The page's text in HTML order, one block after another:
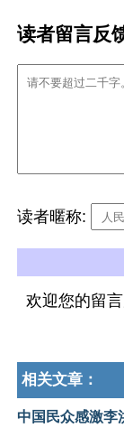
读者留言反
读者暱称:
欢迎您的留言
相关文章：
中国民众感激李